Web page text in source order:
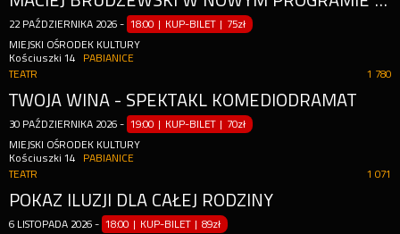
22 PAŹDZIERNIKA 2026 - 18:00 | KUP-BILET | 75zł
MIEJSKI OŚRODEK KULTURY
Kościuszki 14
PABIANICE
1 780
TEATR
TWOJA WINA - SPEKTAKL KOMEDIODRAMAT
30 PAŹDZIERNIKA 2026 - 19:00 | KUP-BILET | 70zł
MIEJSKI OŚRODEK KULTURY
Kościuszki 14
PABIANICE
1 071
TEATR
POKAZ ILUZJI DLA CAŁEJ RODZINY
6 LISTOPADA 2026 - 18:00 | KUP-BILET |89zł